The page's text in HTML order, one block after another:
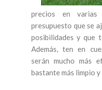
precios en varias
presupuesto que se
posibilidades y que
Además, ten en
serán mucho más
bastante más limpio